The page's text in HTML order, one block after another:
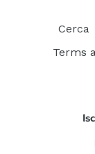
Cerca
Terms